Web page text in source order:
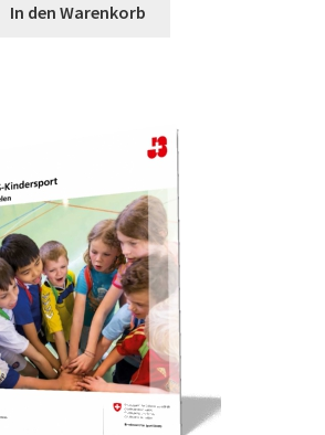
In den Warenkorb